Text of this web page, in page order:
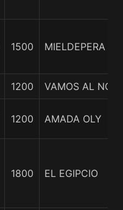
1500 MIELDEPERA
1200 VAMOS AL NOA
1200 AMADA OLY
1800 EL EGIPCIO